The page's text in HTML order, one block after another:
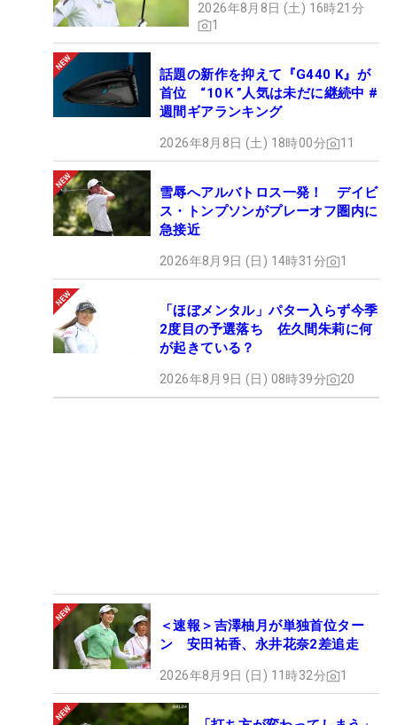
2026年8月8日 (土) 16時21分
1
話題の新作を抑えて『G440 K』が
首位 “10Ｋ”人気は未だに継続中 #
週間ギアランキング
2026年8月8日 (土) 18時00分 11
雪辱へアルバトロス一発！ デイビ
ス・トンプソンがプレーオフ圏内に
急接近
2026年8月9日 (日) 14時31分 1
「ほぼメンタル」パター入らず今季
2度目の予選落ち 佐久間朱莉に何
が起きている？
2026年8月9日 (日) 08時39分 20
＜速報＞吉澤柚月が単独首位ター
ン 安田祐香、永井花奈2差追走
2026年8月9日 (日) 11時32分 1